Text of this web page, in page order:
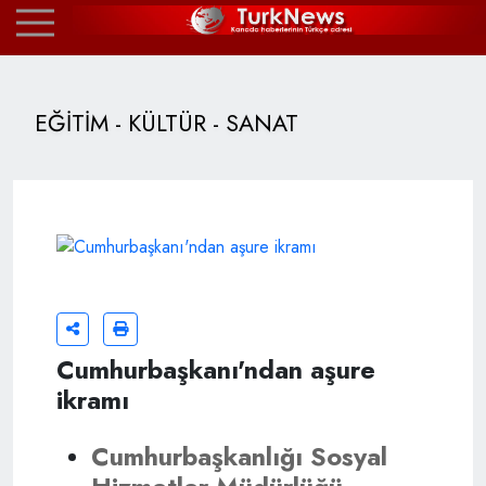
EĞİTİM - KÜLTÜR - SANAT
Cumhurbaşkanı'ndan aşure
ikramı
Cumhurbaşkanlığı Sosyal